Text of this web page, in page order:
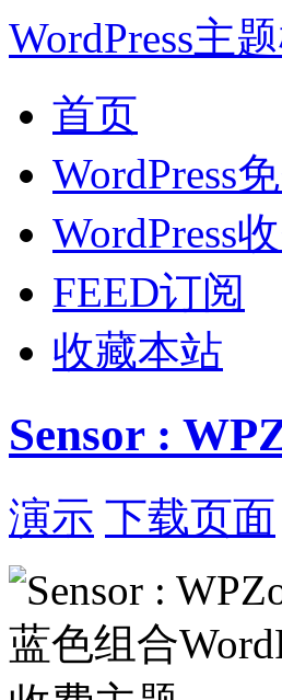
WordPress主
首页
WordPress
WordPress
FEED订阅
收藏本站
Sensor :
演示 下载页面